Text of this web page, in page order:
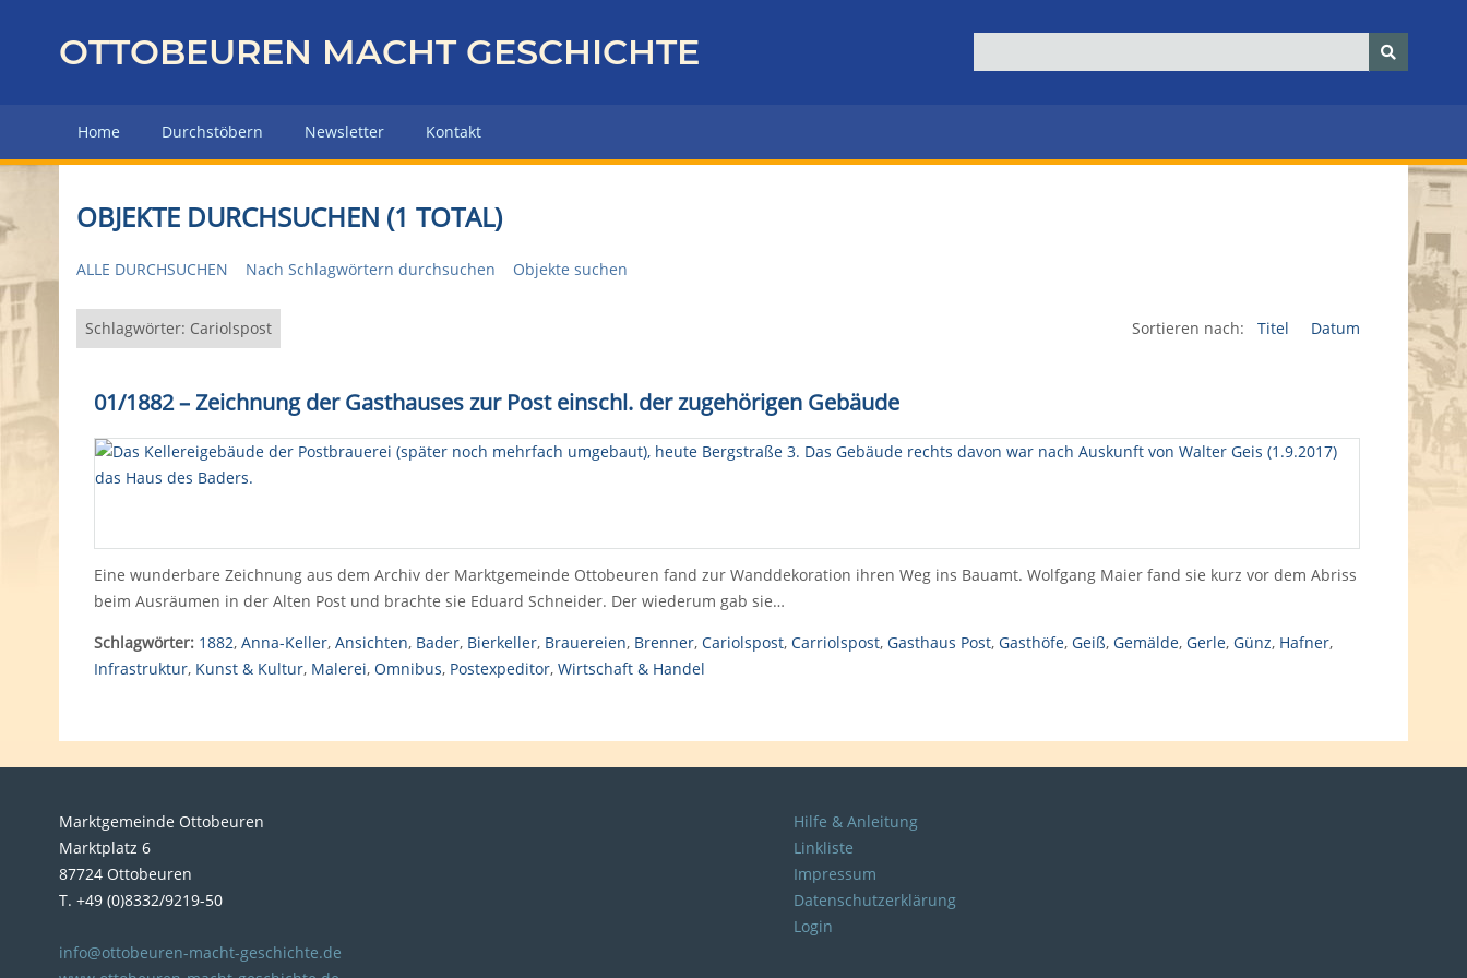
z
r
H
u
p
e
OTTOBEUREN MACHT GESCHICHTE
Home Durchstöbern Newsletter Kontakt
OBJEKTE DURCHSUCHEN (1 TOTAL)
ALLE DURCHSUCHEN Nach Schlagwörtern durchsuchen Objekte suchen
Schlagwörter: Cariolspost Sortieren nach: Titel Datum
01/1882 – Zeichnung der Gasthauses zur Post einschl. der zugehörigen Gebäude
Eine wunderbare Zeichnung aus dem Archiv der Marktgemeinde Ottobeuren fand zur Wanddekoration ihren Weg ins Bauamt. Wolfgang Maier fand sie kurz vor dem Abriss
beim Ausräumen in der Alten Post und brachte sie Eduard Schneider. Der wiederum gab sie…
Schlagwörter: 1882, Anna-Keller, Ansichten, Bader, Bierkeller, Brauereien, Brenner, Cariolspost, Carriolspost, Gasthaus Post, Gasthöfe, Geiß, Gemälde, Gerle, Günz, Hafner,
Infrastruktur, Kunst & Kultur, Malerei, Omnibus, Postexpeditor, Wirtschaft & Handel
Marktgemeinde Ottobeuren
Marktplatz 6
87724 Ottobeuren
T. +49 (0)8332/9219-50
info@ottobeuren-macht-geschichte.de
Hilfe & Anleitung
Linkliste
Impressum
Datenschutzerklärung
Login